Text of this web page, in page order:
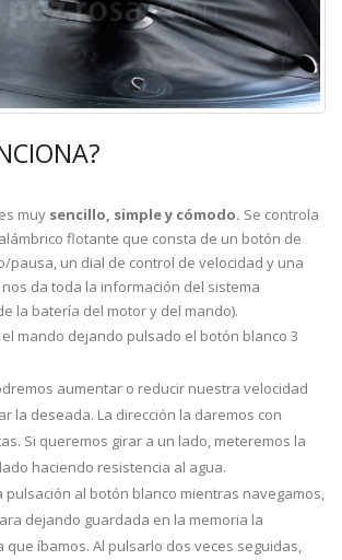
muy sencillo, simple y cómodo. Se controla
flotante que consta de un botón de
pausa, un dial de control de velocidad y una
da toda la información del sistema
la batería del motor y del mando).
mando dejando pulsado el botón blanco 3
aumentar o reducir nuestra velocidad
la deseada. La dirección la daremos con
Si queremos girar a un lado, meteremos la
haciendo resistencia al agua.
pulsación al botón blanco mientras navegamos,
dejando guardada en la memoria la
que íbamos. Al pulsarlo dos veces seguidas,